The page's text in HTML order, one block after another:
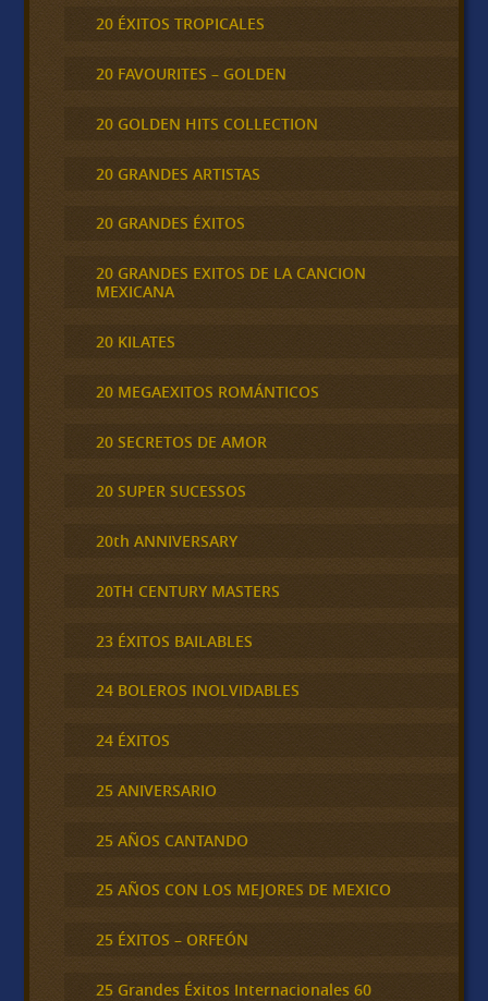
20 ÉXITOS TROPICALES
20 FAVOURITES – GOLDEN
20 GOLDEN HITS COLLECTION
20 GRANDES ARTISTAS
20 GRANDES ÉXITOS
20 GRANDES EXITOS DE LA CANCION
MEXICANA
20 KILATES
20 MEGAEXITOS ROMÁNTICOS
20 SECRETOS DE AMOR
20 SUPER SUCESSOS
20th ANNIVERSARY
20TH CENTURY MASTERS
23 ÉXITOS BAILABLES
24 BOLEROS INOLVIDABLES
24 ÉXITOS
25 ANIVERSARIO
25 AÑOS CANTANDO
25 AÑOS CON LOS MEJORES DE MEXICO
25 ÉXITOS – ORFEÓN
25 Grandes Éxitos Internacionales 60